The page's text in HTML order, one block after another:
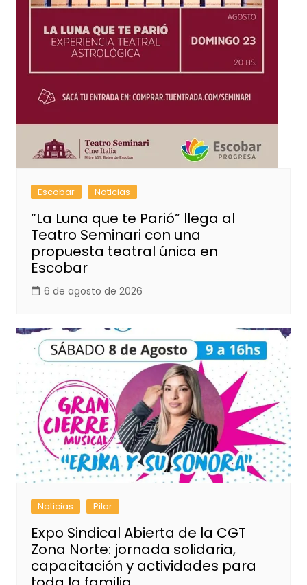
Escobar Noticias
“La Luna que te Parió” llega al
Teatro Seminari con una
propuesta teatral única en
Escobar
6 de agosto de 2026
Noticias Pilar
Expo Sindical Abierta de la CGT
Zona Norte: jornada solidaria,
capacitación y actividades para